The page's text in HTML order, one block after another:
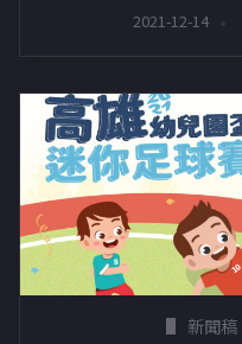
2021-12-14
新聞稿